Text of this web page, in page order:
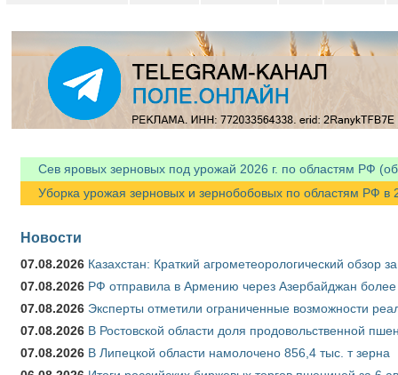
Сев яровых зерновых под урожай 2026 г. по областям РФ
Уборка урожая зерновых и зернобобовых по областям РФ в
Новости
07.08.2026 Казахстан: Краткий агрометеорологический обзор
07.08.2026 РФ отправила в Армению через Азербайджан более
07.08.2026 Эксперты отметили ограниченные возможности
07.08.2026 В Ростовской области доля продовольственной
07.08.2026 В Липецкой области намолочено 856,4 тыс. т зерна